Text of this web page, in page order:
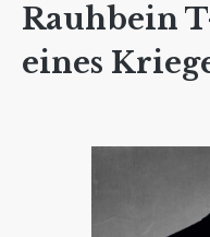
Rauhbein
eines